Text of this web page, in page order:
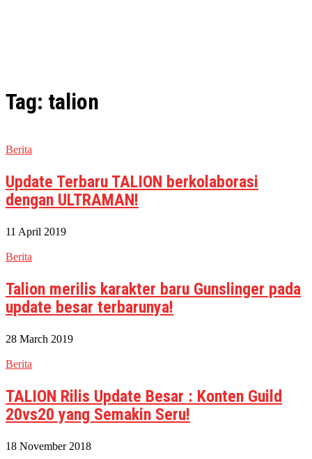
Tag: talion
Berita
Update Terbaru TALION berkolaborasi
dengan ULTRAMAN!
11 April 2019
Berita
Talion merilis karakter baru Gunslinger pada
update besar terbarunya!
28 March 2019
Berita
TALION Rilis Update Besar : Konten Guild
20vs20 yang Semakin Seru!
18 November 2018